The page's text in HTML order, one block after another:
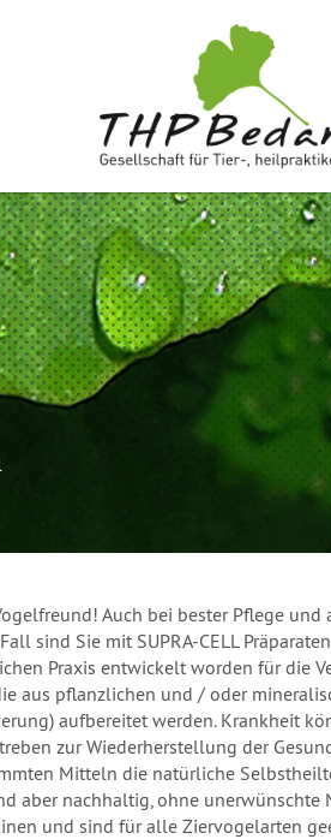
Auch bei bester Pflege
sind Sie mit SUPRA-CELL
Praxis entwickelt worden für die
aus pflanzlichen und / oder
aufbereitet werden. Krankheit
zur Wiederherstellung der
Mitteln die natürliche
aber nachhaltig, ohne unerwünschte
und sind für alle Ziervogelarten